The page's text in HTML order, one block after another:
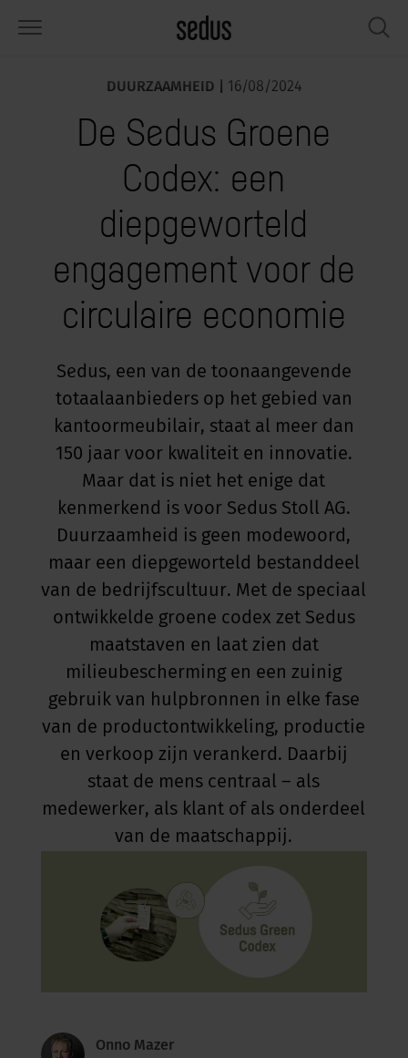
& akoestiek
tools & accessoires
gezocht?
& Software
voor Werkcafé &
Monitor "Sedus INSIGHTS"
"Sedus Solutions"
op kantoor
bij Sedus
& Events
DUURZAAMHEID | 16/08/2024
De Sedus Groene
Codex: een
diepgeworteld
engagement voor de
circulaire economie
Sedus, een van de toonaangevende
totaalaanbieders op het gebied van
kantoormeubilair, staat al meer dan
150 jaar voor kwaliteit en innovatie.
Maar dat is niet het enige dat
kenmerkend is voor Sedus Stoll AG.
Duurzaamheid is geen modewoord,
maar een diepgeworteld bestanddeel
van de bedrijfscultuur. Met de speciaal
ontwikkelde groene codex zet Sedus
maatstaven en laat zien dat
milieubescherming en een zuinig
gebruik van hulpbronnen in elke fase
van de productontwikkeling, productie
en verkoop zijn verankerd. Daarbij
staat de mens centraal – als
medewerker, als klant of als onderdeel
van de maatschappij.
Onno Mazer